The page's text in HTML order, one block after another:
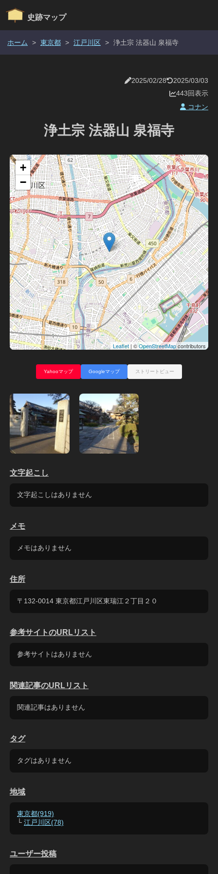
史跡マップ
ホーム > 東京都 > 江戸川区 > 浄土宗 法器山 泉福寺
2025/02/28
2025/03/03
443回表示
コナン
浄土宗 法器山 泉福寺
+
−
Leaflet | ©OpenStreetMapcontributors
Yahooマップ Googleマップ ストリートビュー
文字起こし
文字起こしはありません
メモ
メモはありません
住所
〒132-0014 東京都江戸川区東瑞江２丁目２０
参考サイトのURLリスト
参考サイトはありません
関連記事のURLリスト
関連記事はありません
タグ
タグはありません
地域
東京都(919)
└ 江戸川区(78)
ユーザー投稿